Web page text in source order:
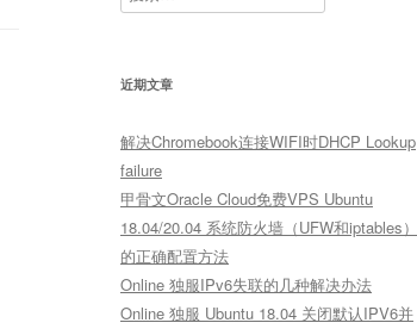
索：
近期文章
解决Chromebook连接WIFI时DHCP Lookup
failure
甲骨文Oracle Cloud免费VPS Ubuntu
18.04/20.04 系统防火墙（UFW和iptables）
的正确配置方法
Online 独服IPv6失联的几种解决办法
Online 独服 Ubuntu 18.04 关闭默认IPV6并